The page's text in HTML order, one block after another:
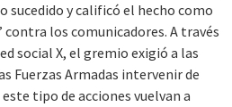
sucedido y calificó el hecho como
contra los comunicadores. A través
social X, el gremio exigió a las
Fuerzas Armadas intervenir de
tipo de acciones vuelvan a